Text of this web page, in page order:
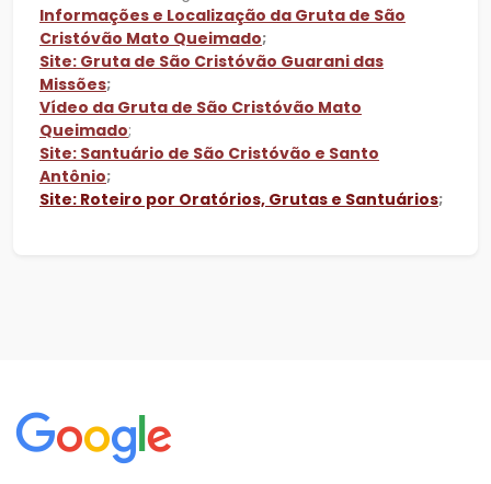
Informações e Localização da Gruta de São
Cristóvão Mato Queimado;
Site: Gruta de São Cristóvão Guarani das
Missões;
Vídeo da Gruta de São Cristóvão Mato
Queimado;
Site: Santuário de São Cristóvão e Santo
Antônio;
Site: Roteiro por Oratórios, Grutas e Santuários;